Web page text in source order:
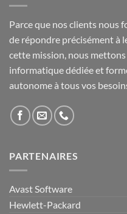
Parce que nos clients nous
de répondre précisément à
cette mission, nous
informatique dédiée et
autonome à tous vos
PARTENAIRES
Avast Software
Hewlett-Packard